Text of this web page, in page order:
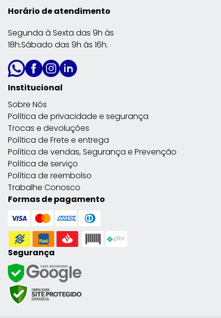
Horário de atendimento
Segunda à Sexta das 9h às
18h.Sábado das 9h às 16h.
Institucional
Sobre Nós
Política de privacidade e segurança
Trocas e devoluções
Política de Frete e entrega
Política de vendas, Segurança e Prevenção
Política de serviço
Política de reembolso
Trabalhe Conosco
Formas de pagamento
Segurança